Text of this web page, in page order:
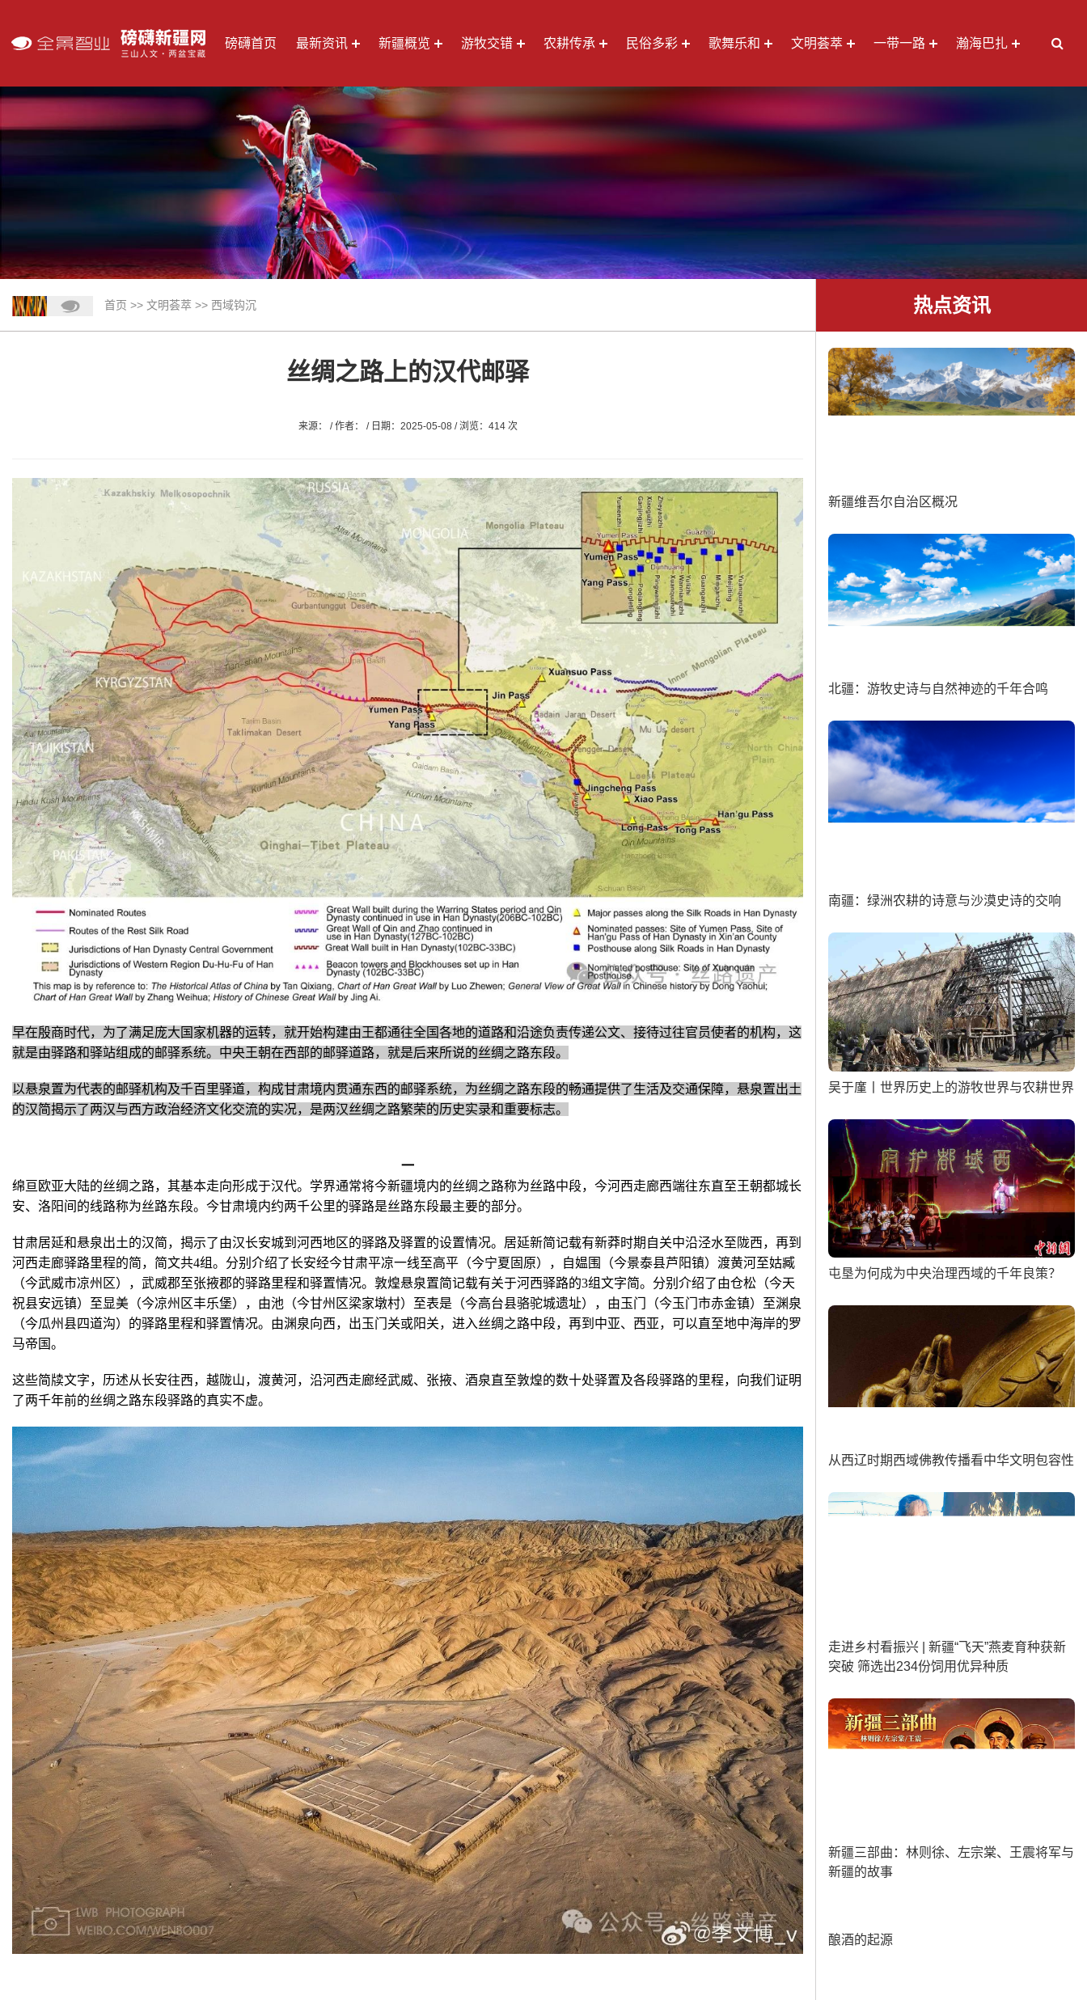
磅礴首页 最新资讯 新疆概览 游牧交错 农耕传承 民俗多彩 歌舞乐和 文明荟萃 一带一路 瀚海巴扎
首页 >> 文明荟萃 >> 西域钩沉
丝绸之路上的汉代邮驿
来源： / 作者： / 日期：2025-05-08 / 浏览：414 次
早在殷商时代，为了满足庞大国家机器的运转，就开始构建由王都通往全国各地的道路和沿途负责传递公文、接待过往官员使者的机构，这
就是由驿路和驿站组成的邮驿系统。 中央王朝在西部的邮驿道路，就是后来所说的丝绸之路东段。
以悬泉置为代表的邮驿机构及千百里驿道，构成甘肃境内贯通东西的邮驿系统，为丝绸之路东段的畅通提供了生活及交通保障，悬泉置出土
的汉简揭示了两汉与西方政治经济文化交流的实况，是两汉丝绸之路繁荣的历史实录和重要标志。
一
绵亘欧亚大陆的丝绸之路，其基本走向形成于汉代。 学界通常将今新疆境内的丝绸之路称为丝路中段，今河西走廊西端往东直至王朝都城长
安、洛阳间的线路称为丝路东段。 今甘肃境内约两千公里的驿路是丝路东段最主要的部分。
甘肃居延和悬泉出土的汉简，揭示了由汉长安城到河西地区的驿路及驿置的设置情况。 居延新简记载有新莽时期自关中沿泾水至陇西，再到
河西走廊驿路里程的简，简文共4组。 分别介绍了长安经今甘肃平凉一线至高平（今宁夏固原），自媪围（今景泰县芦阳镇）渡黄河至姑臧
（今武威市凉州区），武威郡至张掖郡的驿路里程和驿置情况。 敦煌悬泉置简记载有关于河西驿路的3组文字简。 分别介绍了由仓松（今天
祝县安远镇）至显美（今凉州区丰乐堡），由池（今甘州区梁家墩村）至表是（今高台县骆驼城遗址），由玉门（今玉门市赤金镇）至渊泉
（今瓜州县四道沟）的驿路里程和驿置情况。 由渊泉向西，出玉门关或阳关，进入丝绸之路中段，再到中亚、西亚，可以直至地中海岸的罗
马帝国。
这些简牍文字，历述从长安往西，越陇山，渡黄河，沿河西走廊经武威、张掖、酒泉直至敦煌的数十处驿置及各段驿路的里程，向我们证明
了两千年前的丝绸之路东段驿路的真实不虚。
热点资讯
新疆维吾尔自治区概况
北疆：游牧史诗与自然神迹的千年合鸣
南疆：绿洲农耕的诗意与沙漠史诗的交响
吴于廑丨世界历史上的游牧世界与农耕世界
屯垦为何成为中央治理西域的千年良策？
从西辽时期西域佛教传播看中华文明包容性
走进乡村看振兴 | 新疆“飞天”燕麦育种获新
突破 筛选出234份饲用优异种质
新疆三部曲：林则徐、左宗棠、王震将军与
新疆的故事
酿酒的起源